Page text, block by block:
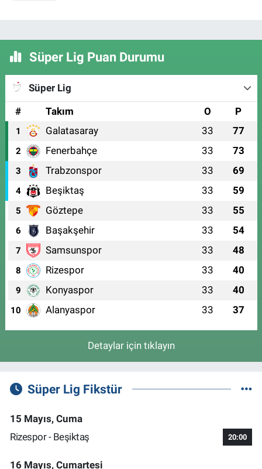
Süper Lig Puan Durumu
Süper Lig
#
Takım O P
1 Galatasaray 33 77
2 Fenerbahçe 33 73
3 Trabzonspor 33 69
4 Beşiktaş 33 59
5 Göztepe 33 55
6 Başakşehir 33 54
7 Samsunspor 33 48
8 Rizespor 33 40
9 Konyaspor 33 40
10 Alanyaspor 33 37
Detaylar için tıklayın
Süper Lig Fikstür
15 Mayıs, Cuma
Rizespor - Beşiktaş
20:00
16 Mayıs, Cumartesi